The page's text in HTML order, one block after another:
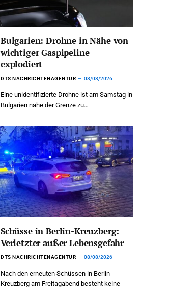
Bulgarien: Drohne in Nähe von
wichtiger Gaspipeline
explodiert
DTS NACHRICHTENAGENTUR 08/08/2026
Eine unidentifizierte Drohne ist am Samstag in
Bulgarien nahe der Grenze zu…
Schüsse in Berlin-Kreuzberg:
Verletzter außer Lebensgefahr
DTS NACHRICHTENAGENTUR 08/08/2026
Nach den erneuten Schüssen in Berlin-
Kreuzberg am Freitagabend besteht keine